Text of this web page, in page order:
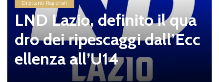
Dilettanti Regionali
LND Lazio, definito il qua
dro dei ripescaggi dall’Ecc
ellenza all’U14